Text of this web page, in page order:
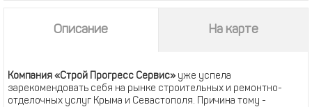
Описание На карте
Компания «Строй Прогресс Сервис» уже успела
зарекомендовать себя на рынке строительных и ремонтно-
отделочных услуг Крыма и Севастополя. Причина тому -